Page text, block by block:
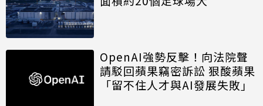
OpenAI強勢反擊！向法院聲
請駁回蘋果竊密訴訟 狠酸蘋果
「留不住人才與AI發展失敗」